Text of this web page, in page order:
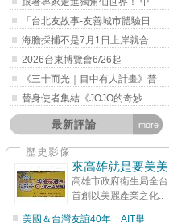
「台北友故事-友善城市體驗日
海膽採捕不是7月1日上岸就合
2026台東博覽會6/26起
《三十而光｜目中有人計畫》普
替身使者集結《JOJO的奇妙
more
最新評論
歷史影像
來高雄就是要美美
高雄市政府衛生局全台
首創以美麗產業之化..
美國＆台灣友誼40年 AIT舉